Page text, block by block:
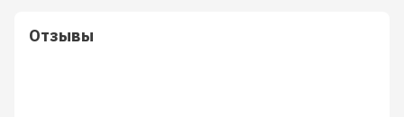
Отзывы